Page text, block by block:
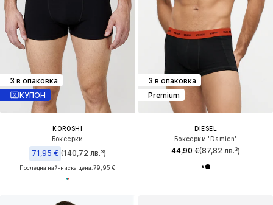
3 в опаковка
КУПОН
KOROSHI
Боксерки
71,95 € (140,72 лв.³)
Последна най-ниска цена:79,95 €
3 в опаковка
Premium
DIESEL
Боксерки 'Damien'
44,90 €(87,82 лв.³)